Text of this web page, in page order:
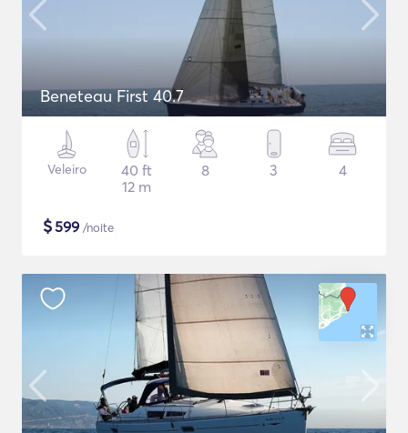
Beneteau First 40.7
Veleiro
40 ft
12 m
8 3 4
$599 /noite